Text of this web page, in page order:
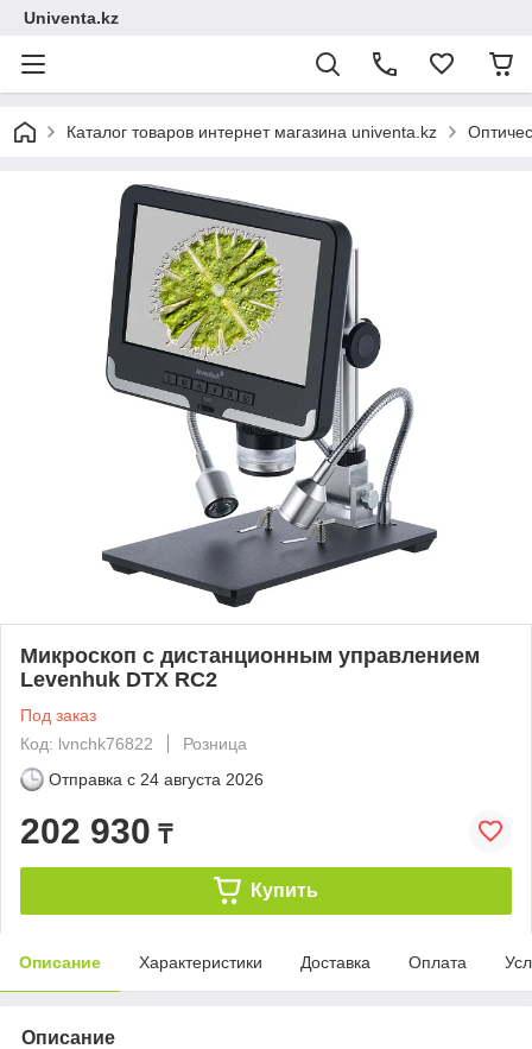
Univenta.kz
Каталог товаров интернет магазина univenta.kz
Микроскоп с дистанционным управлением
Levenhuk DTX RC2
Под заказ
Код: lvnchk76822
Розница
Отправка с 24 августа 2026
202 930 ₸
Купить
Описание Характеристики Доставка Оплата
Описание